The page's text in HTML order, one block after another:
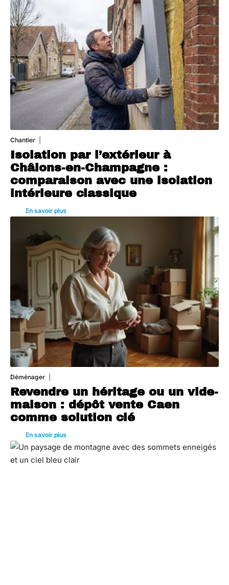
Chantier
Isolation par l’extérieur à
Châlons-en-Champagne :
comparaison avec une isolation
intérieure classique
En savoir plus
Déménager
Revendre un héritage ou un vide-
maison : dépôt vente Caen
comme solution clé
En savoir plus